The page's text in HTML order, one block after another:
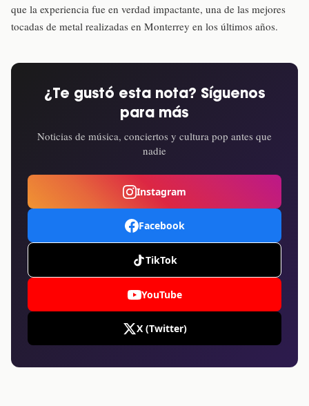
que la experiencia fue en verdad impactante, una de las mejores
tocadas de metal realizadas en Monterrey en los últimos años.
¿Te gustó esta nota? Síguenos
para más
Noticias de música, conciertos y cultura pop antes que
nadie
Instagram
Facebook
TikTok
YouTube
X (Twitter)